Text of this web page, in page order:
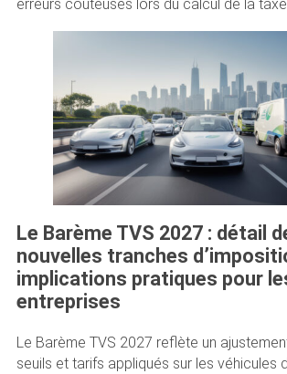
erreurs coûteuses lors du calcul de la
Le Barème TVS 2027 : détail
nouvelles tranches
implications pratiques pour
entreprises
Le Barème TVS 2027 reflète un
seuils et tarifs appliqués sur les véhicules